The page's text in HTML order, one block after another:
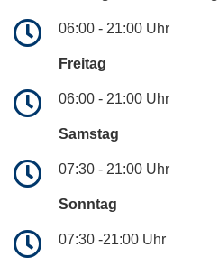
06:00 - 21:00 Uhr
Freitag
06:00 - 21:00 Uhr
Samstag
07:30 - 21:00 Uhr
Sonntag
07:30 -21:00 Uhr